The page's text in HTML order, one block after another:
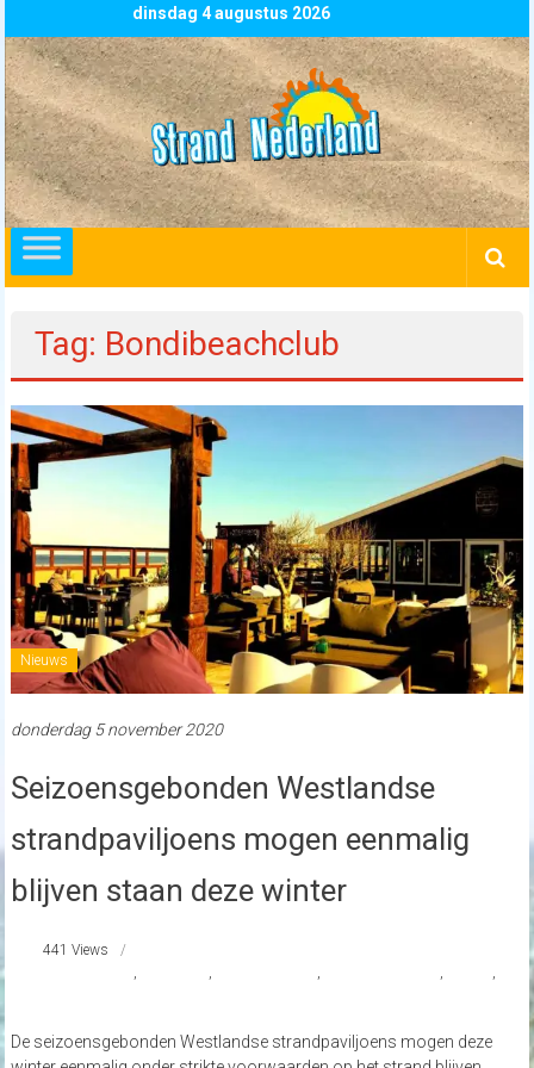
to
content
dinsdag 4 augustus 2026
Strand
Nederland
overzicht
alle
strandpaviljoens
beachclubs
in
Nederland
Tag: Bondibeachclub
Nieuws
donderdag 5 november 2020
Seizoensgebonden Westlandse
strandpaviljoens mogen eenmalig
blijven staan deze winter
441 Views
, , , ,
,
De seizoensgebonden Westlandse strandpaviljoens mogen deze